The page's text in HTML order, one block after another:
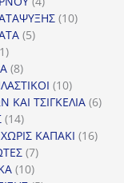
προϊόντα
1010
55
11
προϊόν
88
προϊόντα
1010
προϊόντα
ΚΑΙ ΤΣΙΓΚΕΛΙΑ 66
1414
προϊόντα
ΚΑΠΑΚΙ 1616
77
1010